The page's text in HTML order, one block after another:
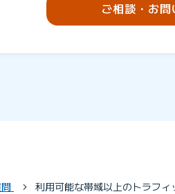
ご相談・お
利用可能な帯域以上のトラフ